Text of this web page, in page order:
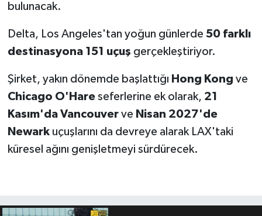
bulunacak.
Delta, Los Angeles'tan yoğun günlerde 50 farklı
destinasyona 151 uçuş gerçekleştiriyor.
Şirket, yakın dönemde başlattığı Hong Kong ve
Chicago O'Hareseferlerine ek olarak, 21
Kasım'da Vancouverve Nisan 2027'de
Newarkuçuşlarını da devreye alarak LAX'taki
küresel ağını genişletmeyi sürdürecek.